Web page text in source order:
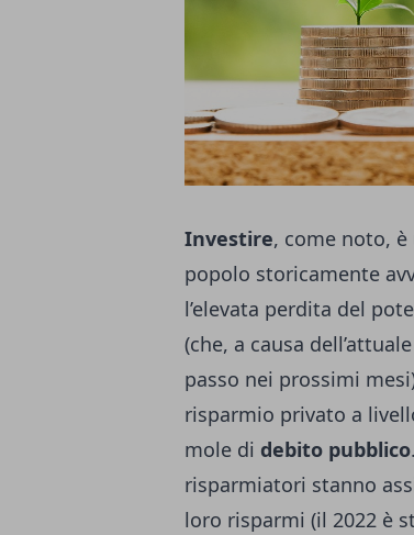
Investire, come noto,
popolo storicamente
l’elevata perdita del
(che, a causa
passo nei prossimi
risparmio privato a
mole di debito pubblico
risparmiatori stanno
loro risparmi (il 2022 è